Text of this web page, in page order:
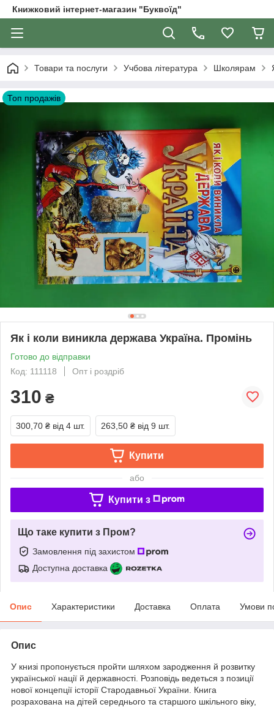
Книжковий інтернет-магазин "Буквоїд"
Товари та послуги Учбова література Школярам
Топ продажів
Як і коли виникла держава Україна. Промінь
Готово до відправки
Код: 111118
Опт і роздріб
310 ₴
300,70 ₴ від 4 шт. 263,50 ₴ від 9 шт.
Купити
або
Купити з
Що таке купити з Пром?
Замовлення під захистом
Доступна доставка
Опис Характеристики Доставка Оплата Умови
Опис
У книзі пропонується пройти шляхом зародження й розвитку
української нації й державності. Розповідь ведеться з позиції
нової концепції історії Стародавньої України. Книга
розрахована на дітей середнього та старшого шкільного віку,